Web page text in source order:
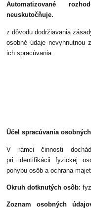
Automatizované
neuskutočňuje.
z dôvodu dodržiavania
osobné údaje nevyhnutnou
ich spracúvania.
Účel spracúvania
V rámci činnosti
pri identifikácii fyzickej
pohybu osôb a ochrana
Okruh dotknutých osôb:
Zoznam osobných